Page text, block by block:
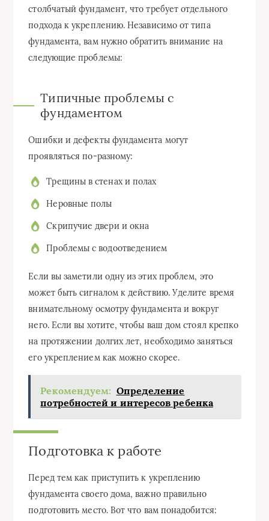
столбчатый фундамент, что требует отдельного
подхода к укреплению. Независимо от типа
фундамента, вам нужно обратить внимание на
следующие проблемы:
Типичные проблемы с
фундаментом
Ошибки и дефекты фундамента могут
проявляться по-разному:
Трещины в стенах и полах
Неровные полы
Скрипучие двери и окна
Проблемы с водоотведением
Если вы заметили одну из этих проблем, это
может быть сигналом к действию. Уделите время
внимательному осмотру фундамента и вокруг
него. Если вы хотите, чтобы ваш дом стоял крепко
на протяжении долгих лет, необходимо заняться
его укреплением как можно скорее.
Рекомендуем: Определение
потребностей и интересов ребенка
Подготовка к работе
Перед тем как приступить к укреплению
фундамента своего дома, важно правильно
подготовить место. Вот что вам понадобится: